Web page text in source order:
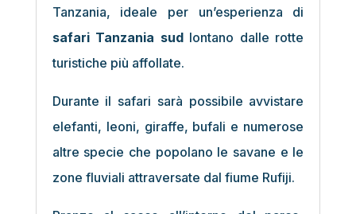
Tanzania, ideale per un’esperienza di
safari Tanzania sudlontano dalle rotte
turistiche più affollate.
Durante il safari sarà possibile avvistare
elefanti, leoni, giraffe, bufali e numerose
altre specie che popolano le savane e le
zone fluviali attraversate dal fiume Rufiji.